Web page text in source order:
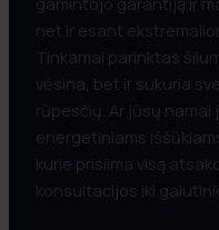
net ir esant
Tinkamai parinktas
vėsina, bet ir sukuria
rūpesčių. Ar jūsų
energetiniams
kurie prisiima visą
konsultacijos iki